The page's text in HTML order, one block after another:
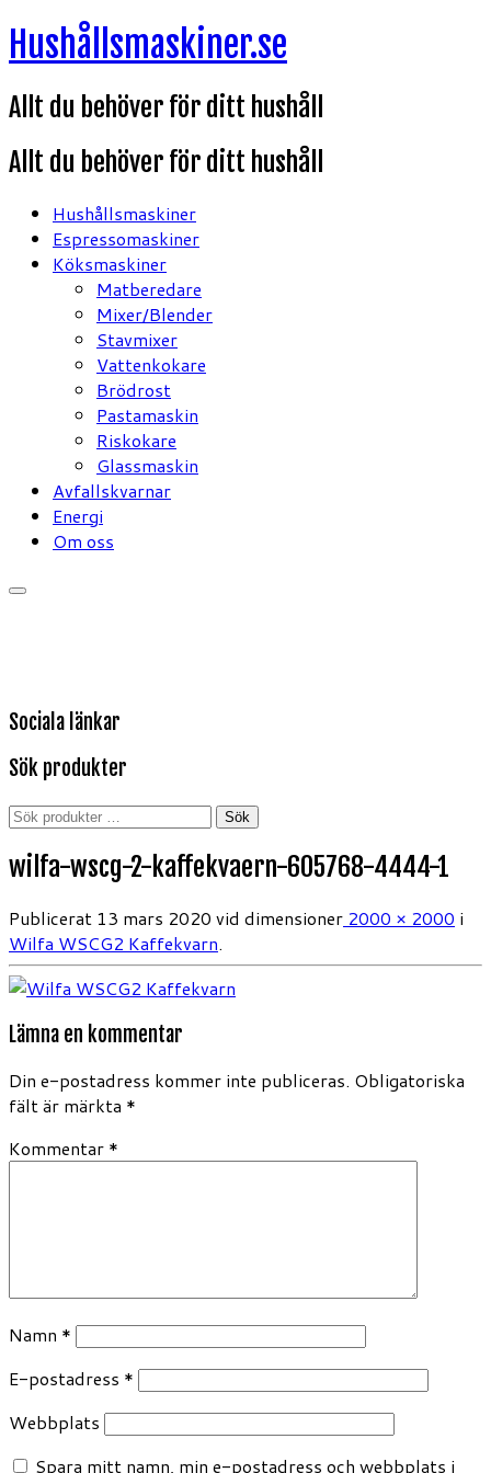
Hoppa
till
Hushållsmaskiner.se
Allt du behöver för ditt hushåll
Allt du behöver för ditt hushåll
Hushållsmaskiner
Espressomaskiner
Köksmaskiner
Matberedare
Mixer/Blender
Stavmixer
Vattenkokare
Brödrost
Pastamaskin
Riskokare
Glassmaskin
Avfallskvarnar
Energi
Om oss
Sociala länkar
Sök produkter
Sök
Sök
wilfa-wscg-2-kaffekvaern-605768-4444-1
Publicerat 13 mars 2020 vid dimensioner 2000 × 2000 i
Wilfa WSCG2 Kaffekvarn.
Lämna en kommentar
Din e-postadress kommer inte publiceras. Obligatoriska
fält är märkta *
Kommentar *
Namn *
E-postadress *
Webbplats
Spara mitt namn, min e-postadress och webbplats i